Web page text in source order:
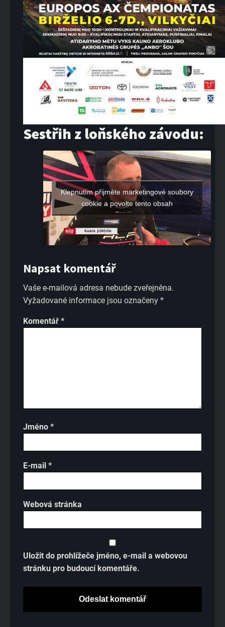
Sestřih z loňského závodu:
Klepnutím přijměte marketingové soubory
cookie a povolte tento obsah
Napsat komentář
Vaše e-mailová adresa nebude zveřejněna.
Vyžadované informace jsou označeny *
Komentář *
Jméno *
E-mail *
Webová stránka
Uložit do prohlížeče jméno, e-mail a webovou
stránku pro budoucí komentáře.